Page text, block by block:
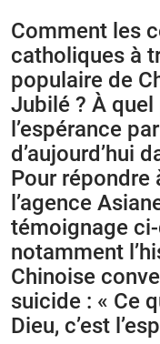
Comment les
catholiques à
populaire de
Jubilé ? À
l’espérance
d’aujourd’hui
Pour répondre
l’agence
témoignage
notamment
Chinoise
suicide : « Ce
Dieu, c’est